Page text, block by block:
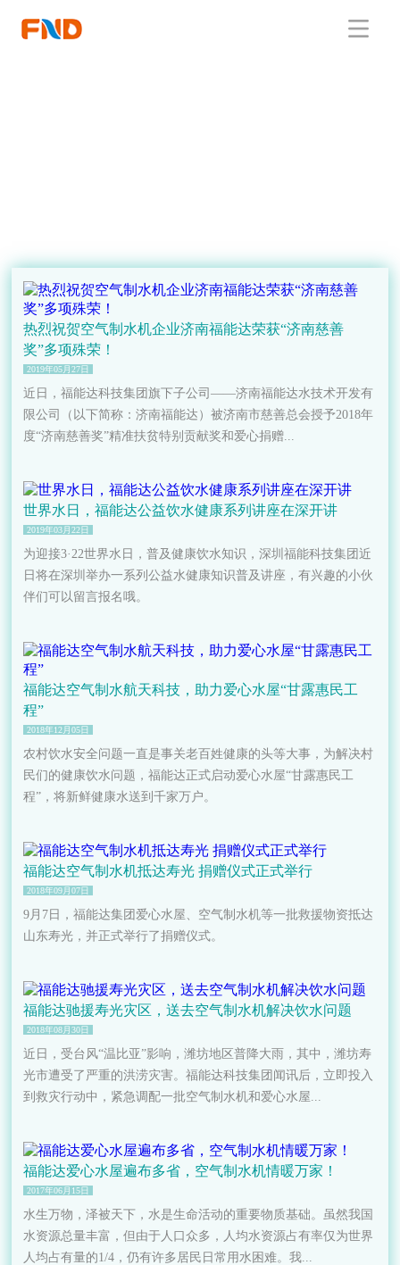
热烈祝贺空气制水机企业济南福能达荣获“济南慈善
奖”多项殊荣！
2019年05月27日
近日，福能达科技集团旗下子公司——济南福能达水技术开发有
限公司（以下简称：济南福能达）被济南市慈善总会授予2018年
度“济南慈善奖”精准扶贫特别贡献奖和爱心捐赠...
世界水日，福能达公益饮水健康系列讲座在深开讲
2019年03月22日
为迎接3·22世界水日，普及健康饮水知识，深圳福能科技集团近
日将在深圳举办一系列公益水健康知识普及讲座，有兴趣的小伙
伴们可以留言报名哦。
福能达空气制水航天科技，助力爱心水屋“甘露惠民工
程”
2018年12月05日
农村饮水安全问题一直是事关老百姓健康的头等大事，为解决村
民们的健康饮水问题，福能达正式启动爱心水屋“甘露惠民工
程”，将新鲜健康水送到千家万户。
福能达空气制水机抵达寿光 捐赠仪式正式举行
2018年09月07日
9月7日，福能达集团爱心水屋、空气制水机等一批救援物资抵达
山东寿光，并正式举行了捐赠仪式。
福能达驰援寿光灾区，送去空气制水机解决饮水问题
2018年08月30日
近日，受台风“温比亚”影响，潍坊地区普降大雨，其中，潍坊寿
光市遭受了严重的洪涝灾害。福能达科技集团闻讯后，立即投入
到救灾行动中，紧急调配一批空气制水机和爱心水屋...
福能达爱心水屋遍布多省，空气制水机情暖万家！
2017年06月15日
水生万物，泽被天下，水是生命活动的重要物质基础。虽然我国
水资源总量丰富，但由于人口众多，人均水资源占有率仅为世界
人均占有量的1/4，仍有许多居民日常用水困难。我...